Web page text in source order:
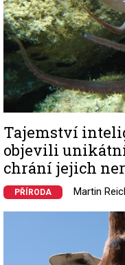
Tajemství
objevili
chrání jejich
PŘÍRODA Martin